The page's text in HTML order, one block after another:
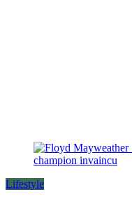
Lifestyle